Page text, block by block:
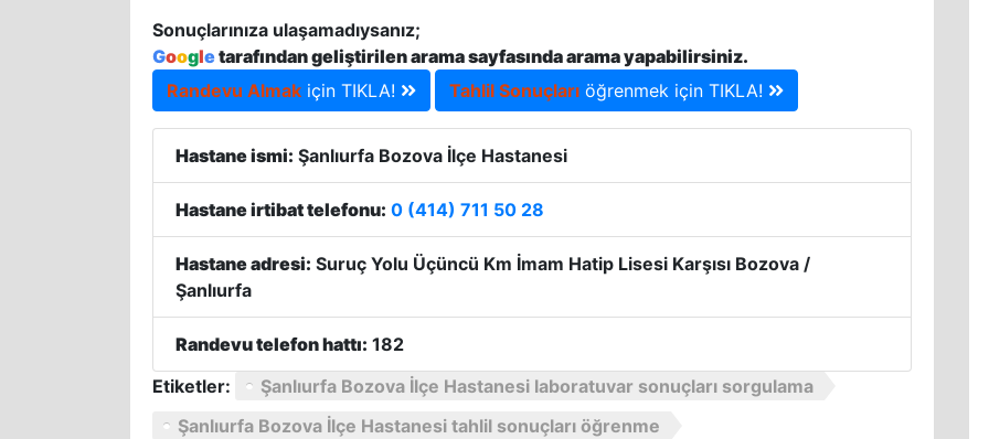
Sonuçlarınıza ulaşamadıysanız;
Googletarafından geliştirilen arama sayfasında arama yapabilirsiniz.
Randevu Almak için TIKLA! Tahlil Sonuçları öğrenmek için TIKLA!
Hastane ismi: Şanlıurfa Bozova İlçe Hastanesi
Hastane irtibat telefonu: 0 (414) 711 50 28
Hastane adresi: Suruç Yolu Üçüncü Km İmam Hatip Lisesi Karşısı Bozova /
Şanlıurfa
Randevu telefon hattı: 182
Etiketler:
Şanlıurfa Bozova İlçe Hastanesi laboratuvar sonuçları sorgulama
Şanlıurfa Bozova İlçe Hastanesi tahlil sonuçları öğrenme